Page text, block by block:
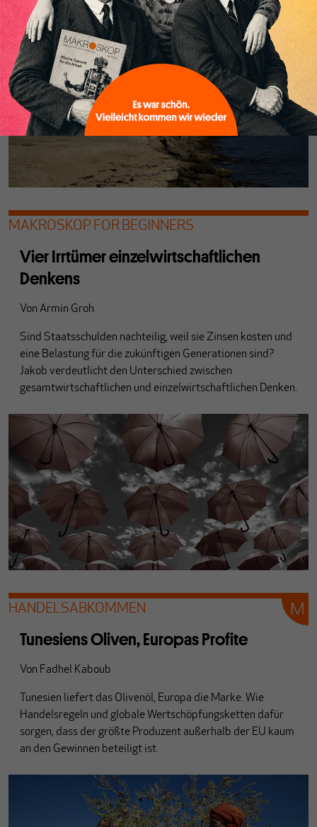
womöglich das Risiko.
MAKROSKOP FOR BEGINNERS
Vier Irrtümer einzelwirtschaftlichen
Denkens
Von Armin Groh
Sind Staatsschulden nachteilig, weil sie Zinsen kosten und
eine Belastung für die zukünftigen Generationen sind?
Jakob verdeutlicht den Unterschied zwischen
gesamtwirtschaftlichen und einzelwirtschaftlichen Denken.
HANDELSABKOMMEN
Tunesiens Oliven, Europas Profite
Von Fadhel Kaboub
Tunesien liefert das Olivenöl, Europa die Marke. Wie
Handelsregeln und globale Wertschöpfungsketten dafür
sorgen, dass der größte Produzent außerhalb der EU kaum
an den Gewinnen beteiligt ist.